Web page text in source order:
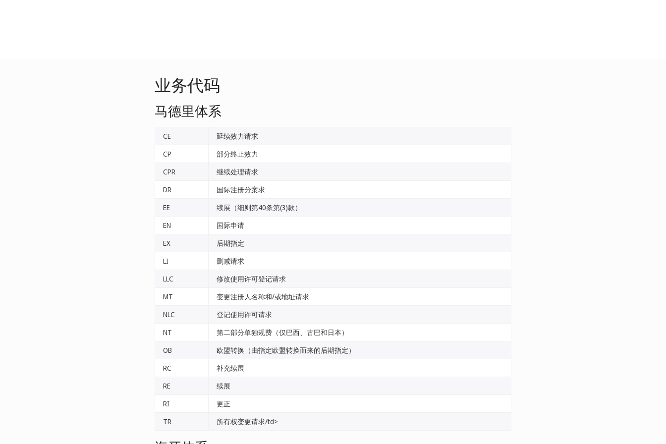
业务代码
马德里体系
CE
延续效力请求
CP
部分终止效力
CPR
继续处理请求
DR
国际注册分案求
EE
续展（细则第40条第(3)款）
EN
国际申请
EX
后期指定
LI
删减请求
LLC
修改使用许可登记请求
MT
变更注册人名称和/或地址请求
NLC
登记使用许可请求
NT
第二部分单独规费（仅巴西、古巴和日本）
OB
欧盟转换（由指定欧盟转换而来的后期指定）
RC
补充续展
RE
续展
RI
更正
TR
所有权变更请求/td>